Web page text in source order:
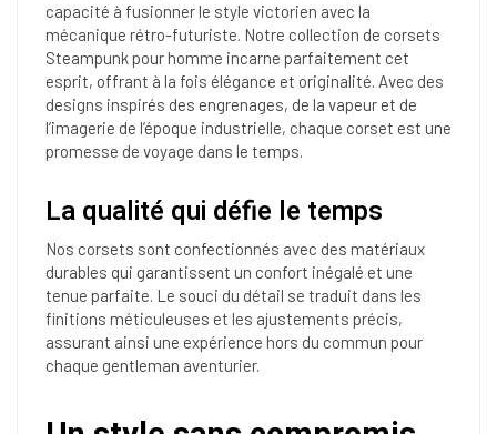
capacité à fusionner le style victorien avec la
mécanique rétro-futuriste. Notre collection de corsets
Steampunk pour homme incarne parfaitement cet
esprit, offrant à la fois élégance et originalité. Avec des
designs inspirés des engrenages, de la vapeur et de
l’imagerie de l’époque industrielle, chaque corset est une
promesse de voyage dans le temps.
La qualité qui défie le temps
Nos corsets sont confectionnés avec des matériaux
durables qui garantissent un confort inégalé et une
tenue parfaite. Le souci du détail se traduit dans les
finitions méticuleuses et les ajustements précis,
assurant ainsi une expérience hors du commun pour
chaque gentleman aventurier.